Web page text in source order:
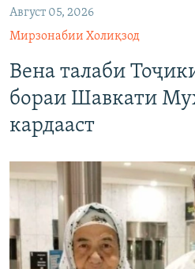
Август 05, 2026
Мирзонабии Холиқзод
Вена талаби
бораи Шавкати
кардааст